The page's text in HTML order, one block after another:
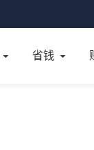
省钱